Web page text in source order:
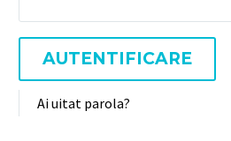
AUTENTIFICARE
Ai uitat parola?